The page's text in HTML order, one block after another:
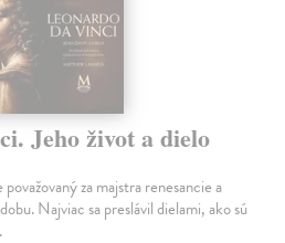
Jeho život a dielo
za majstra renesancie a
Najviac sa preslávil dielami, ako sú